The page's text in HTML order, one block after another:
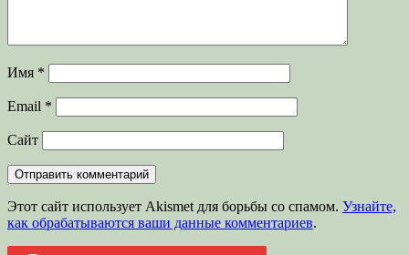
Имя *
Email *
Сайт
Этот сайт использует Akismet для борьбы со спамом. Узнайте,
как обрабатываются ваши данные комментариев.